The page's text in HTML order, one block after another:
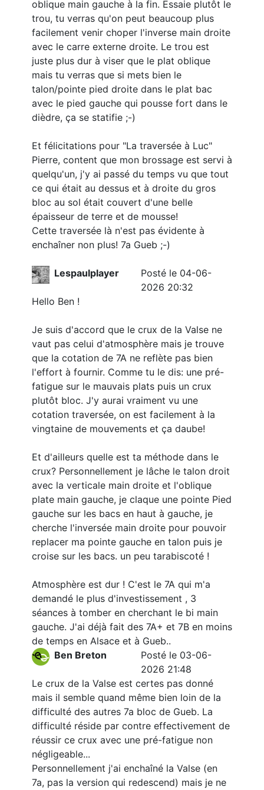
oblique main gauche à la fin. Essaie plutôt le
trou, tu verras qu'on peut beaucoup plus
facilement venir choper l'inverse main droite
avec le carre externe droite. Le trou est
juste plus dur à viser que le plat oblique
mais tu verras que si mets bien le
talon/pointe pied droite dans le plat bac
avec le pied gauche qui pousse fort dans le
dièdre, ça se statifie ;-)
Et félicitations pour "La traversée à Luc"
Pierre, content que mon brossage est servi à
quelqu'un, j'y ai passé du temps vu que tout
ce qui était au dessus et à droite du gros
bloc au sol était couvert d'une belle
épaisseur de terre et de mousse!
Cette traversée là n'est pas évidente à
enchaîner non plus! 7a Gueb ;-)
Lespaulplayer
Posté le 04-06-
2026 20:32
Hello Ben !
Je suis d'accord que le crux de la Valse ne
vaut pas celui d'atmosphère mais je trouve
que la cotation de 7A ne reflète pas bien
l'effort à fournir. Comme tu le dis: une pré-
fatigue sur le mauvais plats puis un crux
plutôt bloc. J'y aurai vraiment vu une
cotation traversée, on est facilement à la
vingtaine de mouvements et ça daube!
Et d'ailleurs quelle est ta méthode dans le
crux? Personnellement je lâche le talon droit
avec la verticale main droite et l'oblique
plate main gauche, je claque une pointe Pied
gauche sur les bacs en haut à gauche, je
cherche l'inversée main droite pour pouvoir
replacer ma pointe gauche en talon puis je
croise sur les bacs. un peu tarabiscoté !
Atmosphère est dur ! C'est le 7A qui m'a
demandé le plus d'investissement , 3
séances à tomber en cherchant le bi main
gauche. J'ai déjà fait des 7A+ et 7B en moins
de temps en Alsace et à Gueb..
Ben Breton
Posté le 03-06-
2026 21:48
Le crux de la Valse est certes pas donné
mais il semble quand même bien loin de la
difficulté des autres 7a bloc de Gueb. La
difficulté réside par contre effectivement de
réussir ce crux avec une pré-fatigue non
négligeable...
Personnellement j'ai enchaîné la Valse (en
7a, pas la version qui redescend) mais je ne